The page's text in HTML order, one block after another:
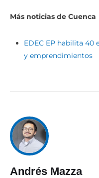
Más noticias de Cuenca
EDEC EP habilita 40
y emprendimientos
Andrés Mazza